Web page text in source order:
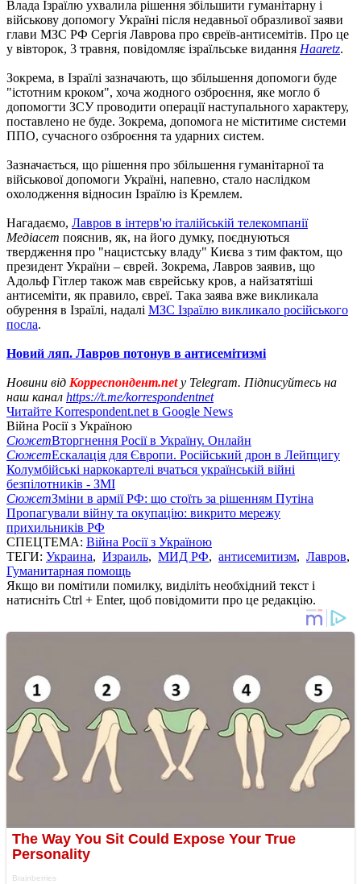
Влада Ізраїлю ухвалила рішення збільшити гуманітарну і
військову допомогу Україні після недавньої образливої ​​заяви
глави МЗС РФ Сергія Лаврова про євреїв-антисемітів. Про це
у вівторок, 3 травня, повідомляє ізраїльське видання Haaretz.
Зокрема, в Ізраїлі зазначають, що збільшення допомоги буде
"істотним кроком", хоча жодного озброєння, яке могло б
допомогти ЗСУ проводити операції наступального характеру,
поставлено не буде. Зокрема, допомога не міститиме системи
ППО, сучасного озброєння та ударних систем.
Зазначається, що рішення про збільшення гуманітарної та
військової допомоги Україні, напевно, стало наслідком
охолодження відносин Ізраїлю із Кремлем.
Нагадаємо, Лавров в інтерв'ю італійській телекомпанії
Медіасет пояснив, як, на його думку, поєднуються
твердження про "нацистську владу" Києва з тим фактом, що
президент України – єврей. Зокрема, Лавров заявив, що
Адольф Гітлер також мав єврейську кров, а найзатятіші
антисеміти, як правило, євреї. Така заява вже викликала
обурення в Ізраїлі, надалі МЗС Ізраїлю викликало російського
посла.
Новий ляп. Лавров потонув в антисемітизмі
Новини від Корреспондент.netу Telegram. Підписуйтесь на
наш канал https://t.me/korrespondentnet
Читайте Korrespondent.net в Google News
Війна Росії з Україною
СюжетВторгнення Росії в Україну. Онлайн
СюжетЕскалація для Європи. Російський дрон в Лейпцигу
Колумбійські наркокартелі вчаться українській війні
безпілотників - ЗМІ
СюжетЗміни в армії РФ: що стоїть за рішенням Путіна
Пропагували війну та окупацію: викрито мережу
прихильників РФ
СПЕЦТЕМА: Війна Росії з Україною
ТЕГИ: Украина, Израиль, МИД РФ, антисемитизм, Лавров,
Гуманитарная помощь
Якщо ви помітили помилку, виділіть необхідний текст і
натисніть Ctrl + Enter, щоб повідомити про це редакцію.